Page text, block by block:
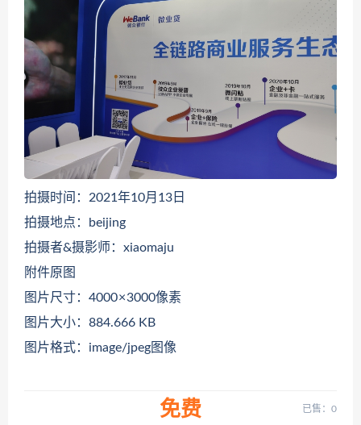
拍摄时间：2021年10月13日
拍摄地点：beijing
拍摄者&摄影师：xiaomaju
附件原图
图片尺寸：4000 × 3000像素
图片大小：884.666 KB
图片格式：image/jpeg图像
免费 已售：0